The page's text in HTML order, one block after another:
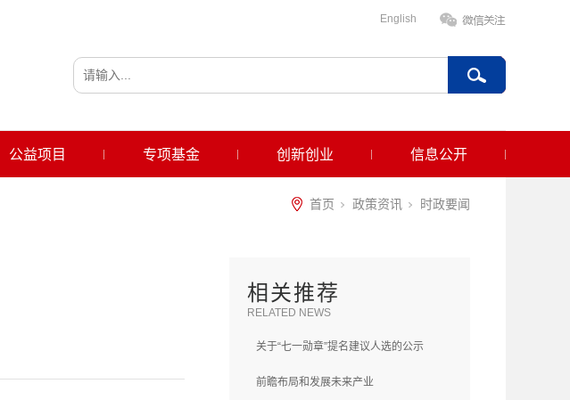
English
公益项目 专项基金 创新创业 信息公开
首页 政策资讯 时政要闻
相关推荐
RELATED NEWS
关于“七一勋章”提名建议人选的公示
前瞻布局和发展未来产业